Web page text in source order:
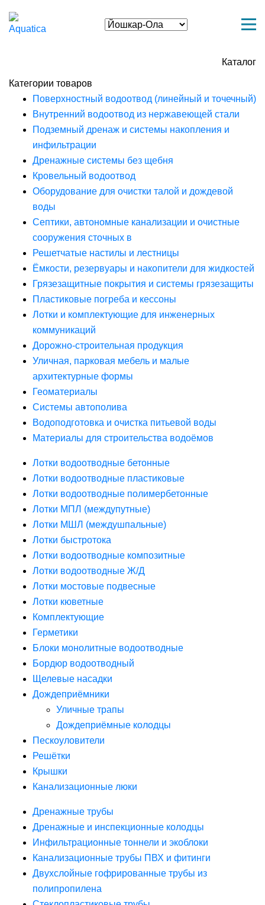
Каталог
Категории товаров
Поверхностный водоотвод (линейный и точечный)
Внутренний водоотвод из нержавеющей стали
Подземный дренаж и системы накопления и
инфильтрации
Дренажные системы без щебня
Кровельный водоотвод
Оборудование для очистки талой и дождевой
воды
Септики, автономные канализации и очистные
сооружения сточных в
Решетчатые настилы и лестницы
Ёмкости, резервуары и накопители для жидкостей
Грязезащитные покрытия и системы грязезащиты
Пластиковые погреба и кессоны
Лотки и комплектующие для инженерных
коммуникаций
Дорожно-строительная продукция
Уличная, парковая мебель и малые
архитектурные формы
Геоматериалы
Системы автополива
Водоподготовка и очистка питьевой воды
Материалы для строительства водоёмов
Лотки водоотводные бетонные
Лотки водоотводные пластиковые
Лотки водоотводные полимербетонные
Лотки МПЛ (междупутные)
Лотки МШЛ (междушпальные)
Лотки быстротока
Лотки водоотводные композитные
Лотки водоотводные Ж/Д
Лотки мостовые подвесные
Лотки кюветные
Комплектующие
Герметики
Блоки монолитные водоотводные
Бордюр водоотводный
Щелевые насадки
Дождеприёмники
Уличные трапы
Дождеприёмные колодцы
Пескоуловители
Решётки
Крышки
Канализационные люки
Дренажные трубы
Дренажные и инспекционные колодцы
Инфильтрационные тоннели и экоблоки
Канализационные трубы ПВХ и фитинги
Двухслойные гофрированные трубы из
полипропилена